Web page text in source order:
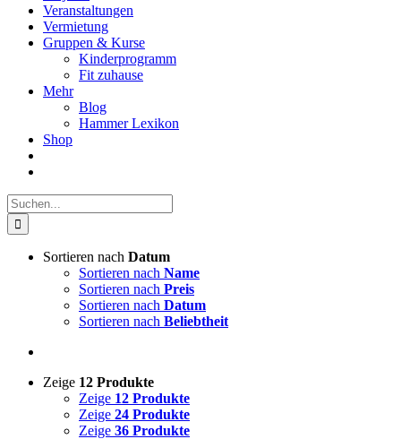
Veranstaltungen
Vermietung
Gruppen & Kurse
Kinderprogramm
Fit zuhause
Mehr
Blog
Hammer Lexikon
Shop
Suche
nach:
Sortieren nach Datum
Sortieren nach Name
Sortieren nach Preis
Sortieren nach Datum
Sortieren nach Beliebtheit
Zeige 12 Produkte
Zeige 12 Produkte
Zeige 24 Produkte
Zeige 36 Produkte